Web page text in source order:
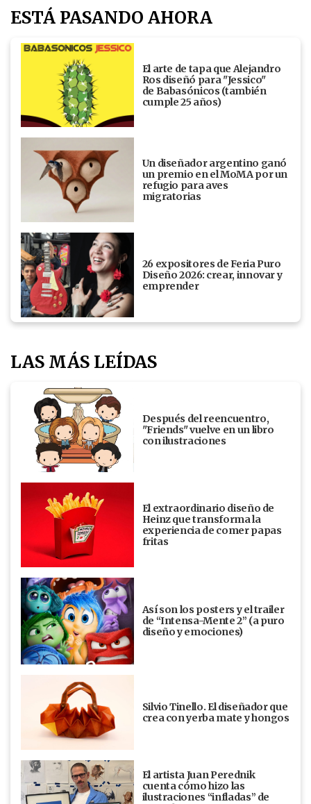
ESTÁ PASANDO AHORA
El arte de tapa que Alejandro
Ros diseñó para "Jessico"
de Babasónicos (también
cumple 25 años)
Un diseñador argentino ganó
un premio en el MoMA por un
refugio para aves
migratorias
26 expositores de Feria Puro
Diseño 2026: crear, innovar y
emprender
LAS MÁS LEÍDAS
Después del reencuentro,
"Friends" vuelve en un libro
con ilustraciones
El extraordinario diseño de
Heinz que transforma la
experiencia de comer papas
fritas
Así son los posters y el trailer
de “Intensa-Mente 2” (a puro
diseño y emociones)
Silvio Tinello. El diseñador que
crea con yerba mate y hongos
El artista Juan Perednik
cuenta cómo hizo las
ilustraciones “infladas” de